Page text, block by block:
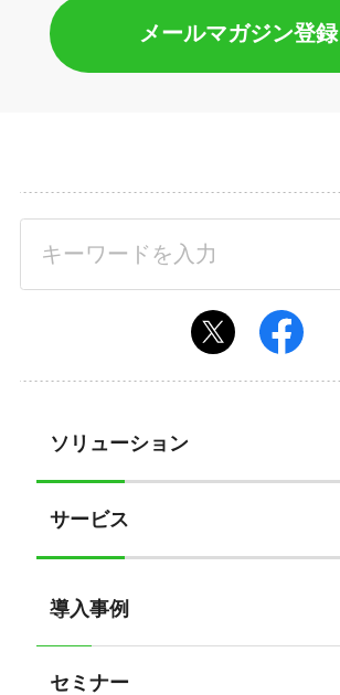
メールマガジン登録
ソリューション
サービス
導入事例
セミナー